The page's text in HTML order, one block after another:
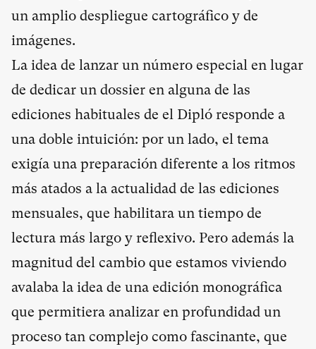
un amplio despliegue cartográfico y de
imágenes.
La idea de lanzar un número especial en lugar
de dedicar un dossier en alguna de las
ediciones habituales de el Dipló responde a
una doble intuición: por un lado, el tema
exigía una preparación diferente a los ritmos
más atados a la actualidad de las ediciones
mensuales, que habilitara un tiempo de
lectura más largo y reflexivo. Pero además la
magnitud del cambio que estamos viviendo
avalaba la idea de una edición monográfica
que permitiera analizar en profundidad un
proceso tan complejo como fascinante, que